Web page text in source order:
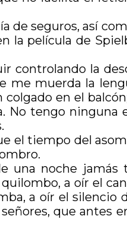
de seguros, así
la película de
controlando la
muerda la
en el
No tengo
el tiempo del
una noche
a oír el
a oír el silencio
que antes